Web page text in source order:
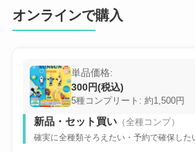
オンラインで購入
単品価格:
300円(税込)
5種コンプリート: 約1,500円
新品・セット買い（全種コンプ）
確実に全種類そろえたい・予約で確保した